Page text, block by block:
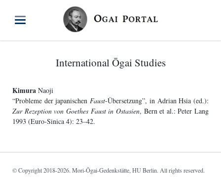
International Ōgai Studies
KimuraNaoji
“Probleme der japanischenFaust-Übersetzung”, in Adrian Hsia (ed.):
Zur Rezeption von Goethes Faust in Ostasien, Bern et al.: Peter Lang
1993 (Euro-Sinica 4): 23–42.
© Copyright 2018-2026. Mori-Ōgai-Gedenkstätte, HU Berlin. All rights reserved.